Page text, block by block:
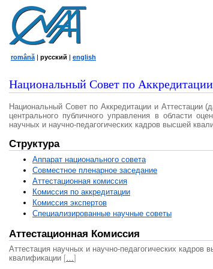
română | русский | english
Национальный Совет по
Национальный Совет по Аккредитации и Аттестации
центрального публичного управления в области
научных и научно-педагогических кадров высшей
Структура
Аппарат национального совета
Совместное пленарное заседание
Аттестационная комисcия
Комиссия по аккредитации
Комиссия экспертов
Специализированные научные советы
Аттестационная Комиссия
Аттестация научных и научно-педагогических кадров
квалификации […]